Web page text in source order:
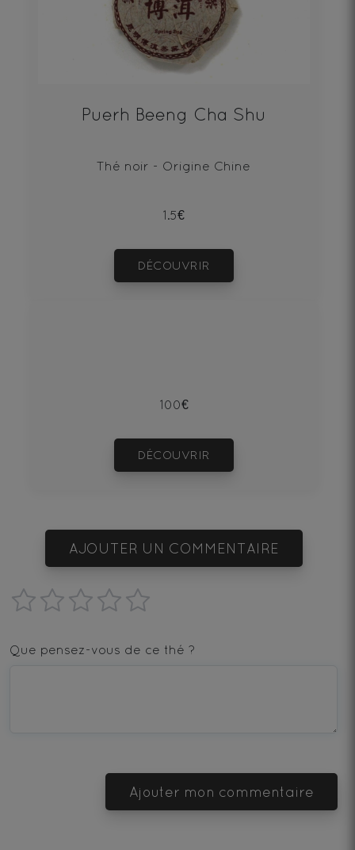
Puerh Beeng Cha Shu
Thé noir - Origine Chine
1.5€
DÉCOUVRIR
100€
DÉCOUVRIR
AJOUTER UN COMMENTAIRE
star
—
—
stars
Que pensez-vous de ce thé ?
Ajouter mon commentaire